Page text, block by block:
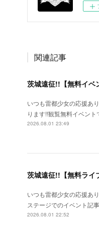
関連記事
茨城遠征!!【無料イベ
いつも雷都少女の応援あ
ります!!観覧無料イベン
2026.08.01 23:49
茨城遠征!!【無料ライ
いつも雷都少女の応援あ
ステージでのイベント記
2026.08.01 22:52